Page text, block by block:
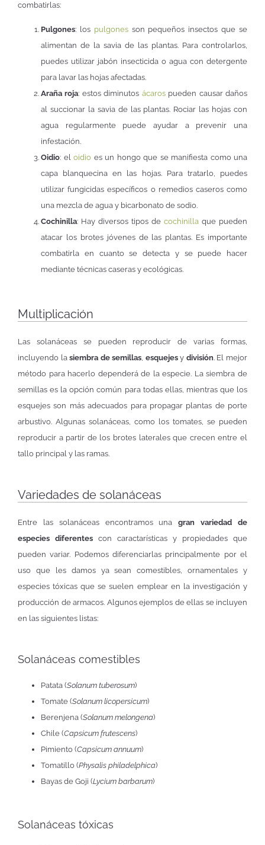
combatirlas:
Pulgones: los pulgonesson pequeños insectos que se
alimentan de la savia de las plantas. Para controlarlos,
puedes utilizar jabón insecticida o agua con detergente
para lavar las hojas afectadas.
Araña roja: estos diminutos ácarospueden causar daños
al succionar la savia de las plantas. Rociar las hojas con
agua regularmente puede ayudar a prevenir una
infestación.
Oidio: el oidio es un hongo que se manifiesta como una
capa blanquecina en las hojas. Para tratarlo, puedes
utilizar fungicidas específicos o remedios caseros como
una mezcla de agua y bicarbonato de sodio.
Cochinilla: Hay diversos tipos de cochinilla que pueden
atacar los brotes jóvenes de las plantas. Es importante
combatirla en cuanto se detecta y se puede hacer
mediante técnicas caseras y ecológicas.
Multiplicación
Las solanáceas se pueden reproducir de varias formas,
incluyendo lasiembra de semillas esquejesy división. El mejor
método para hacerlo dependerá de la especie. La siembra de
semillas es la opción común para todas ellas, mientras que los
esquejes son más adecuados para propagar plantas de porte
arbustivo. Algunas solanáceas, como los tomates, se pueden
reproducir a partir de los brotes laterales que crecen entre el
tallo principal y las ramas.
Variedades de solanáceas
Entre las solanáceas encontramos unagran variedad de
especies diferentes con caractarísticas y propiedades que
pueden variar. Podemos diferenciarlas principalmente por el
uso que les damos ya sean comestibles, ornamentales y
especies tóxicas que se suelen emplear en la investigación y
producción de armacos. Algunos ejemplos de ellas se incluyen
en las siguientes listas:
Solanáceas comestibles
Patata (Solanum tuberosum)
Tomate (Solanum licopersicum)
Berenjena (Solanum melongena)
Chile (Capsicum frutescens)
Pimiento (Capsicum annuum)
Tomatillo (Physalis philadelphica)
Bayas de Goji (Lycium barbarum)
Solanáceas tóxicas